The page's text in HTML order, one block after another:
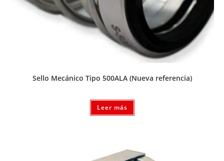
Sello Mecánico Tipo 500ALA (Nueva referencia)
Leer más